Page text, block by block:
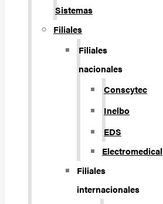
Sistemas
Filiales
Filiales
nacionales
Conscytec
Inelbo
EDS
Electromedical
Filiales
internacionales